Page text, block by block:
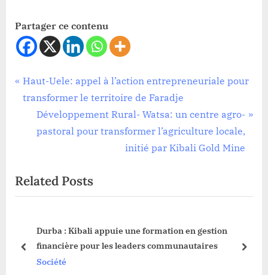
Partager ce contenu
Société
Navigation
l’article
P
r
u
s
s
Haut-Uele: appel à l’action entrepreneuriale pour
transformer le territoire de Faradje
N
e
P
o
t
:
Développement Rural- Watsa: un centre agro-
pastoral pour transformer l’agriculture locale,
initié par Kibali Gold Mine
Related Posts
Durba : Kibali appuie une formation en gestion
financière pour les leaders communautaires
Société
prev next